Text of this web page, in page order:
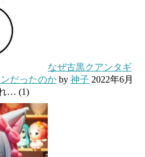
なぜ古黒クアンタギ
だったのか by 神子 2022年6月
… (1)